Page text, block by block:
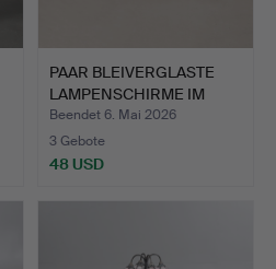
PAAR BLEIVERGLASTE
LAMPENSCHIRME IM
TIFFAN…
Beendet 6. Mai 2026
3 Gebote
48 USD